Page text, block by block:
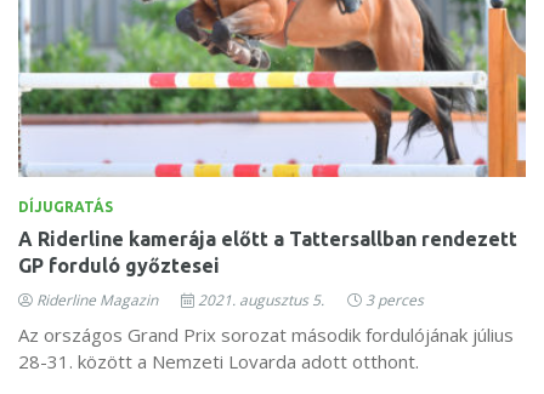
DÍJUGRATÁS
A Riderline kamerája előtt a Tattersallban rendezett
GP forduló győztesei
Riderline Magazin 2021. augusztus 5. 3 perces
Az országos Grand Prix sorozat második fordulójának július
28-31. között a Nemzeti Lovarda adott otthont.